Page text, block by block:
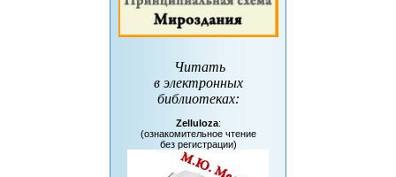
Читать
в электронных
библиотеках:
Zelluloza:
(ознакомительное чтение
без регистрации)